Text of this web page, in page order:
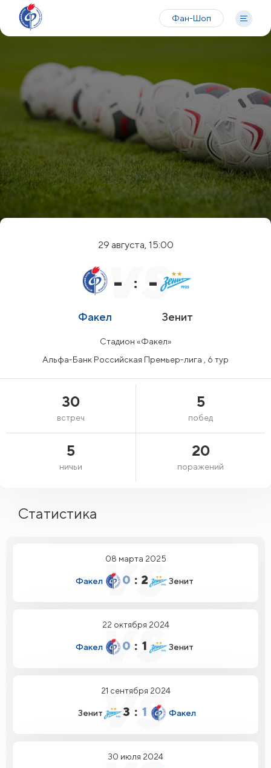
Фан-Шоп
29 августа, 15:00
Факел
- : -
Зенит
Стадион «Факел»
Альфа-Банк Российская Премьер-лига , 6 тур
30
встреч
5
побед
5
ничьи
20
поражений
Статистика
08 марта 2025
Факел 0 : 2 Зенит
22 октября 2024
Факел 0 : 1 Зенит
21 сентября 2024
Зенит 3 : 1 Факел
30 июля 2024